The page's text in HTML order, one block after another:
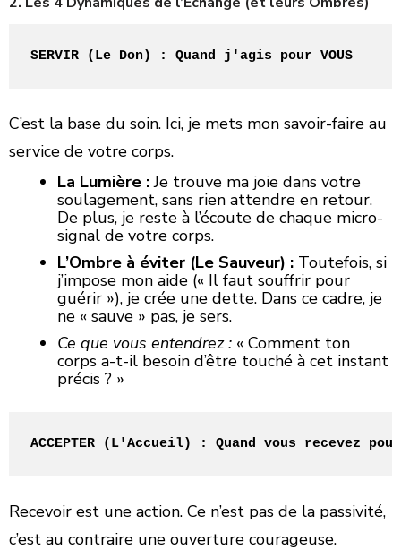
SERVIR (Le Don) : Quand j'agis pour VOUS
C’est la base du soin. Ici, je mets mon savoir-faire au
service de votre corps.
La Lumière :Je trouve ma joie dans votre
soulagement, sans rien attendre en retour.
De plus, je reste à l’écoute de chaque micro-
signal de votre corps.
L’Ombre à éviter (Le Sauveur) : Toutefois, si
j’impose mon aide (« Il faut souffrir pour
guérir »), je crée une dette. Dans ce cadre, je
ne « sauve » pas, je sers.
Ce que vous entendrez : « Comment ton
corps a-t-il besoin d’être touché à cet instant
précis ? »
ACCEPTER (L'Accueil) : Quand vous recevez pour
Recevoir est une action. Ce n’est pas de la passivité,
c’est au contraire une ouverture courageuse.